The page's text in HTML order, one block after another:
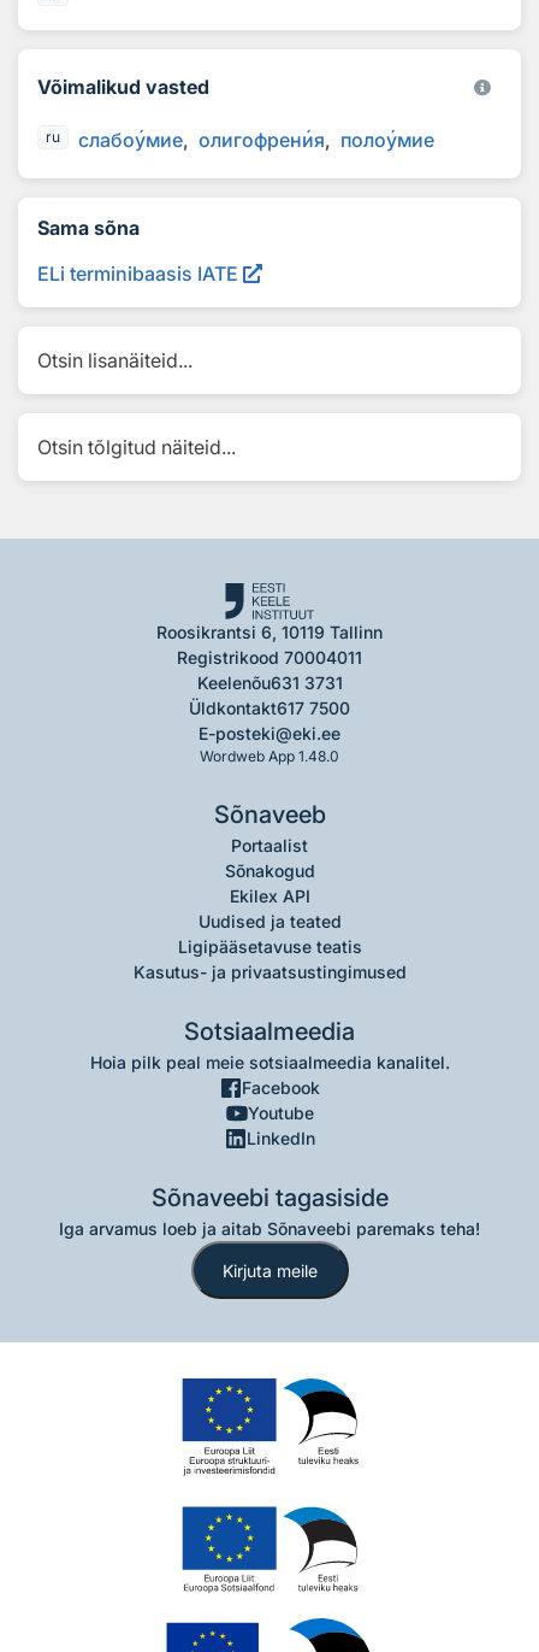
Võimalikud vasted
ru слабоумие олигофрения полоумие
Sama sõna
ELi terminibaasis IATE
Otsin lisanäiteid...
Otsin tõlgitud näiteid...
Roosikrantsi 6, 10119 Tallinn
Registrikood 70004011
Keelenõu631 3731
Üldkontakt617 7500
E-posteki@eki.ee
Wordweb App 1.48.0
Sõnaveeb
Portaalist
Sõnakogud
Ekilex API
Uudised ja teated
Ligipääsetavuse teatis
Kasutus- ja privaatsustingimused
Sotsiaalmeedia
Hoia pilk peal meie sotsiaalmeedia kanalitel.
Facebook
Youtube
LinkedIn
Sõnaveebi tagasiside
Iga arvamus loeb ja aitab Sõnaveebi paremaks teha!
Kirjuta meile